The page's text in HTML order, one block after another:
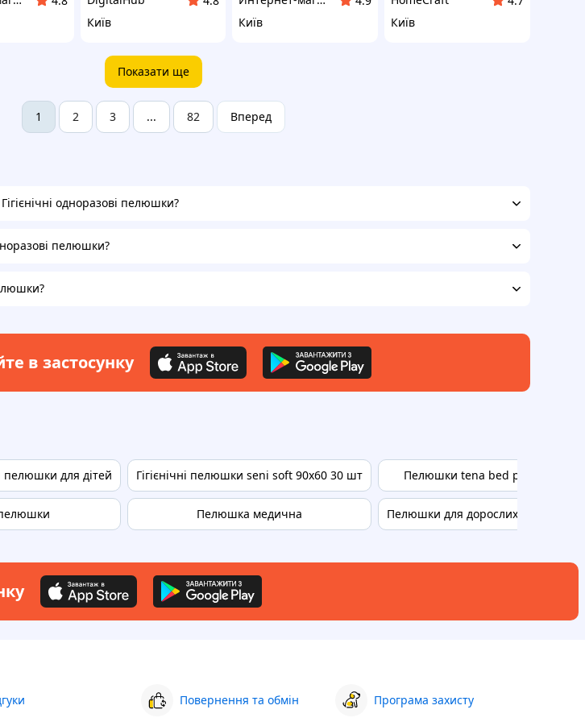
Київ
Київ
Київ
Показати ще
1 2 3 ... 82 Вперед
одноразові пелюшки?
пелюшки?
в застосунку
пелюшки для дітей Гігієнічні пелюшки seni soft 90х60 30 шт
Пелюшка медична
Пелюшки tena bed plus
Пелюшки для дорослих 60х90
Повернення та обмін Програма захисту